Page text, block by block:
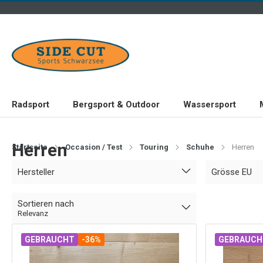
Radsport Bergsport & Outdoor Wassersport
Startseite Occasion / Test Touring Schuhe Herren
Herren
Hersteller Grösse EU
Sortieren nach
Relevanz
GEBRAUCHT -36%